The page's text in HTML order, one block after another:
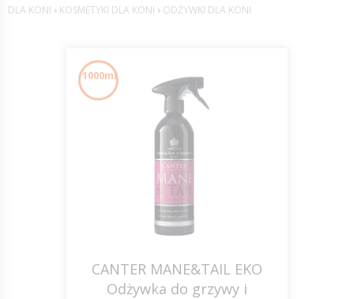
DLA KONI › KOSMETYKI DLA KONI › ODŻYWKI DLA KONI
1000ml
CANTER MANE&TAIL EKO
Odżywka do grzywy i